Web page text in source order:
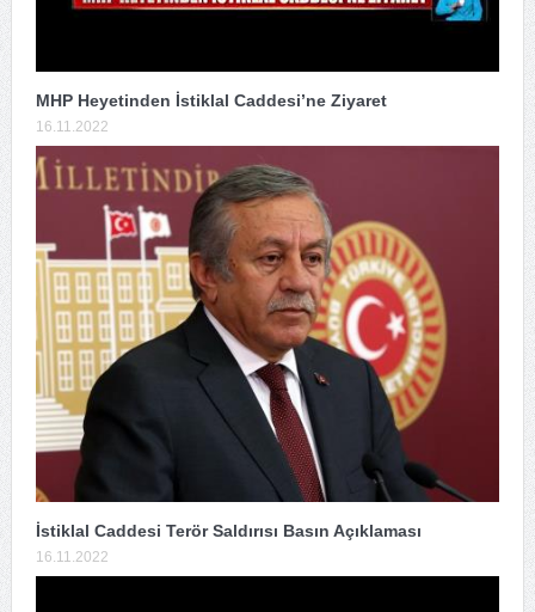
MHP Heyetinden İstiklal Caddesi’ne Ziyaret
16.11.2022
İstiklal Caddesi Terör Saldırısı Basın Açıklaması
16.11.2022